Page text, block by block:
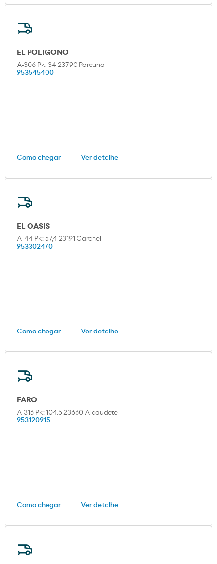
EL POLIGONO
A-306 Pk: 34 23790 Porcuna
953545400
Como chegar Ver detalhe
EL OASIS
A-44 Pk: 57,4 23191 Carchel
953302470
Como chegar Ver detalhe
FARO
A-316 Pk: 104,5 23660 Alcaudete
953120915
Como chegar Ver detalhe